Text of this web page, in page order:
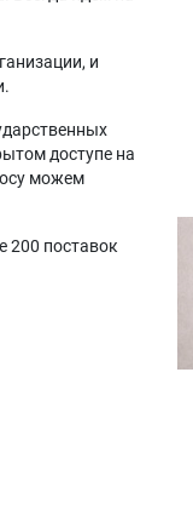
и
доступе на
можем
200 поставок